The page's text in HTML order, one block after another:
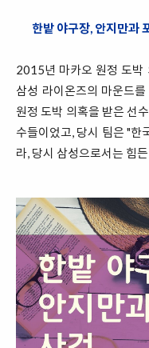
한밭 야구장, 안지만과
2015년 마카오 원정 도박
삼성 라이온즈의 마운드
원정 도박 의혹을 받은 선
수들이었고, 당시 팀은 "한
라, 당시 삼성으로서는 힘